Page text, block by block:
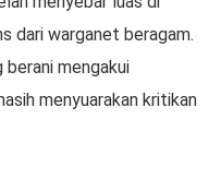
dari warganet beragam.
berani mengakui
menyuarakan kritikan